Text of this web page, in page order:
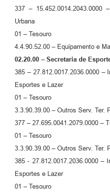
337 – 15.452.0014.2043.0000
Urbana
01 – Tesouro
4.4.90.52.00 – Equipamento
02.20.00 – Secretaria de
385 – 27.812.0017.2036.0000 –
Esportes e Lazer
01 – Tesouro
3.3.90.39.00 – Outros Serv.
377 – 27.695.0041.2079.0000 –
01 – Tesouro
3.3.90.39.00 – Outros Serv.
385 - 27.812.0017.2036.0000 –
Esportes e Lazer
01 – Tesouro